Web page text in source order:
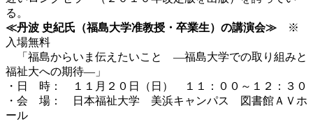
る。
≪丹波 史紀氏（福島大学准教授・卒業生）の講演会≫
※
入場無料
「福島からいま伝えたいこと ―福島大学での取り組みと
福祉大への期待―」
・日 時： １１月２０日（日） １１：００～１２：３０
・会 場： 日本福祉大学 美浜キャンパス 図書館ＡＶホ
ール